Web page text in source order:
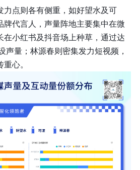
点则各有侧重，如好望水及可
牌代言人，声量阵地主要集中在微
在小红书及抖音场上种草，通过达
声量；林源春则密集发力短视频，
心。